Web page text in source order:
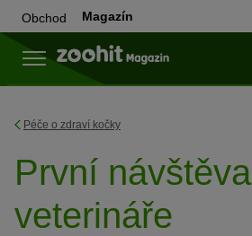
Obchod Magazín
Péče o zdraví kočky
První návštěva
veterináře